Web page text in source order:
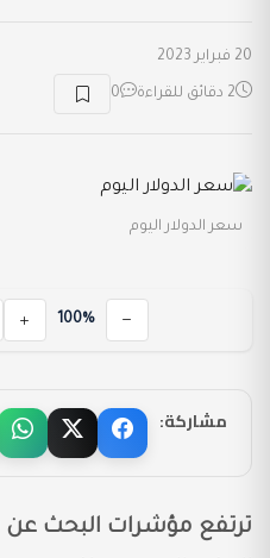
20 فبراير 2023
2 دقائق للقراءة 0
سعر الدولار اليوم
100%
مشاركة:
ترتفع مؤشرات البحث عن